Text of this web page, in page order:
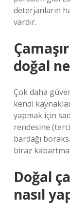
deterjanların
vardır.
doğal
Çok daha
kendi
yapmak için
rendesine
bardağı
biraz kabartma
Doğal
nasıl